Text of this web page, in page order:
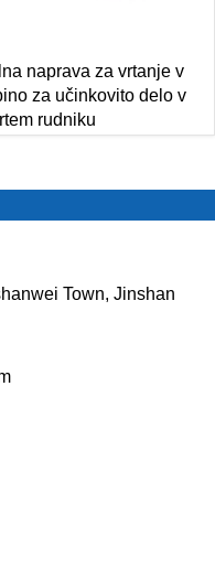
naprava za vrtanje v
za učinkovito delo v
rudniku
Town, Jinshan